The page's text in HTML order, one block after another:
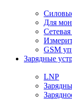
Для
GSM
Зарядные
LNP